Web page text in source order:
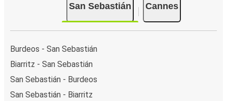
San Sebastián Cannes
Burdeos - San Sebastián
Biarritz - San Sebastián
San Sebastián - Burdeos
San Sebastián - Biarritz